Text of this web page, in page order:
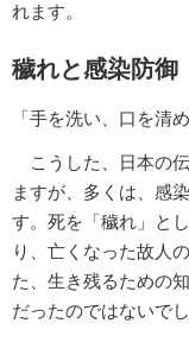
れます。
穢れと感染防御
「手を洗い、口を清め
こうした、日本の
ますが、多くは、感
す。死を「穢れ」と
り、亡くなった故人
た、生き残るための
だったのではないでし